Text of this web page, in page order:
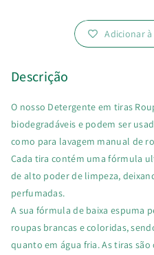
Adicionar
Descrição
O nosso Detergente em tiras
biodegradáveis e podem ser
como para lavagem manual de
Cada tira contém uma fórmula
de alto poder de limpeza,
perfumadas.
A sua fórmula de baixa espuma
roupas brancas e coloridas,
quanto em água fria. As tiras